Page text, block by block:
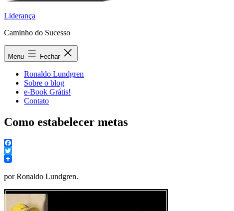
Liderança
Caminho do Sucesso
Menu Fechar
Ronaldo Lundgren
Sobre o blog
e-Book Grátis!
Contato
Como estabelecer metas
Facebook
Twitter
por Ronaldo Lundgren.